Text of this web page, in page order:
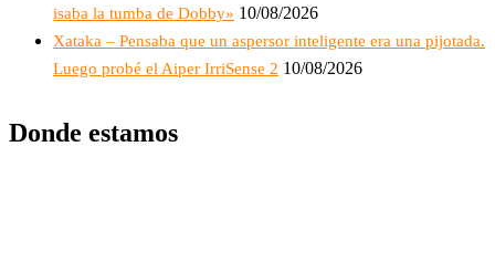
isaba la tumba de Dobby» 10/08/2026
Xataka – Pensaba que un aspersor inteligente era una pijotada.
Luego probé el Aiper IrriSense 2 10/08/2026
Donde estamos